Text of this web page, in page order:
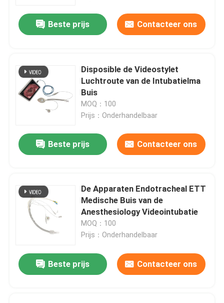
Laat een bericht achter
We bellen je snel terug!
VERZENDEN
Beste prijs Contacteer ons
Disposible de Videostylet
Luchtroute van de Intubatielma
Buis
MOQ：100
Prijs：Onderhandelbaar
Beste prijs Contacteer ons
De Apparaten Endotracheal ETT
Medische Buis van de
Anesthesiology Videointubatie
MOQ：100
Prijs：Onderhandelbaar
Beste prijs Contacteer ons